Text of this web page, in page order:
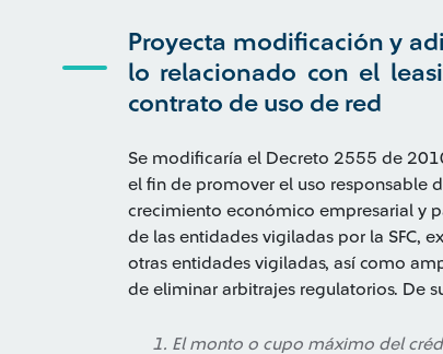
Proyecta modificación y
lo relacionado con el
contrato de uso de red
Se modificaría el Decreto 2555 de
el fin de promover el uso responsable
crecimiento económico empresarial y
de las entidades vigiladas por la SFC,
otras entidades vigiladas, así como
de eliminar arbitrajes regulatorios. De
El monto o cupo máximo del